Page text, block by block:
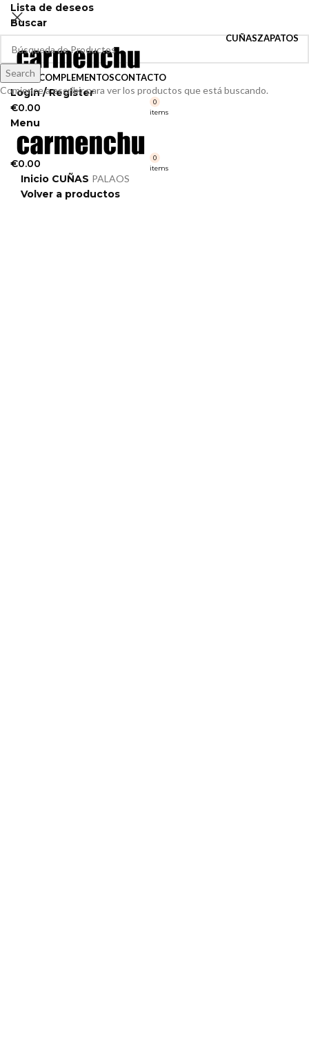
Lista de deseos
Buscar
CUÑASZAPATOS
VELOS COMPLEMENTOSCONTACTO
Login / Register
0
items
€0.00
Menu
0
items
€0.00
Inicio CUÑAS PALAOS
Volver a productos
Search
Comience a escribir para ver los productos que está buscando.